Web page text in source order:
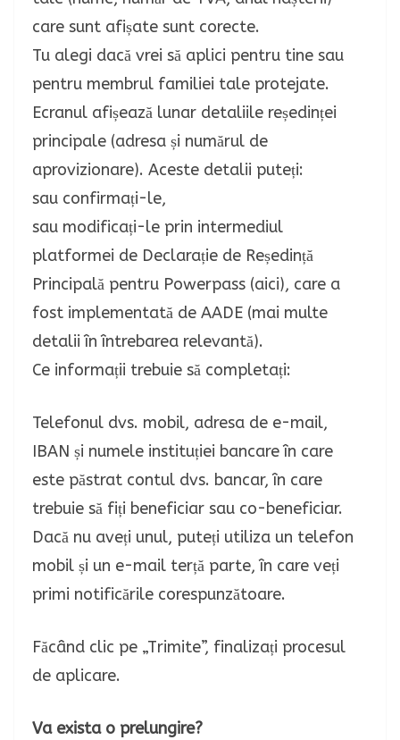
care sunt afișate sunt corecte.
Tu alegi dacă vrei să aplici pentru tine sau
pentru membrul familiei tale protejate.
Ecranul afișează lunar detaliile reședinței
principale (adresa și numărul de
aprovizionare). Aceste detalii puteți:
sau confirmați-le,
sau modificați-le prin intermediul
platformei de Declarație de Reședință
Principală pentru Powerpass (aici), care a
fost implementată de AADE (mai multe
detalii în întrebarea relevantă).
Ce informații trebuie să completați:
Telefonul dvs. mobil, adresa de e-mail,
IBAN și numele instituției bancare în care
este păstrat contul dvs. bancar, în care
trebuie să fiți beneficiar sau co-beneficiar.
Dacă nu aveți unul, puteți utiliza un telefon
mobil și un e-mail terță parte, în care veți
primi notificările corespunzătoare.
Făcând clic pe „Trimite”, finalizați procesul
de aplicare.
Va exista o prelungire?